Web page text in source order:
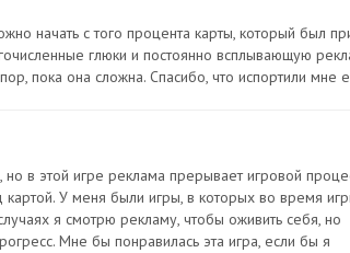
начать с того процента карты, который был
глюки и постоянно всплывающую
пока она сложна. Спасибо, что испортили мне
в этой игре реклама прерывает игровой
У меня были игры, в которых во время
я смотрю рекламу, чтобы оживить себя, но
Мне бы понравилась эта игра, если бы я